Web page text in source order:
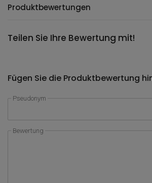
Produktbewertungen
Teilen Sie Ihre Bewertung mit!
Fügen Sie die Produktbewertung
Pseudonym
Bewertung